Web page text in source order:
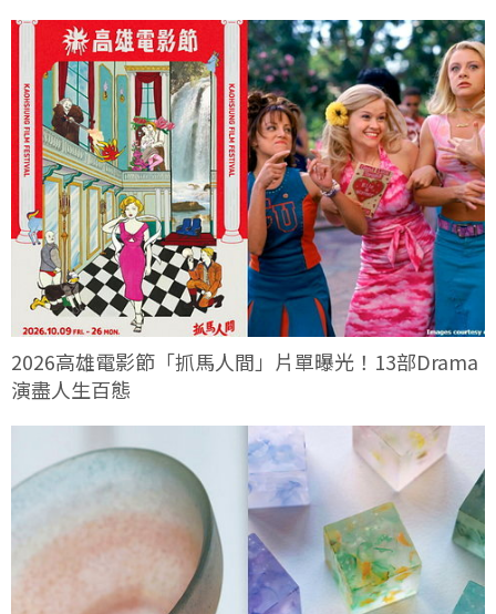
2026高雄電影節「抓馬人間」片單曝光！13部Drama
演盡人生百態